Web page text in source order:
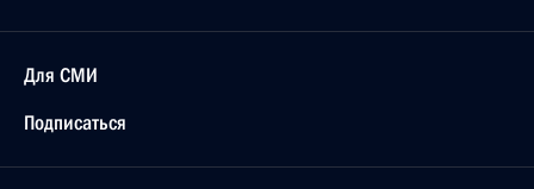
Для СМИ
Подписаться